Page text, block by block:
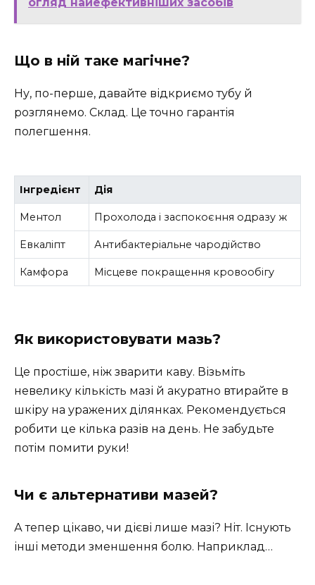
Що в ній таке магічне?
Ну, по-перше, давайте відкриємо тубу й
розглянемо. Склад. Це точно гарантія
полегшення.
Інгредієнт Дія
Ментол Прохолода і заспокоєння одразу ж
Евкаліпт Антибактеріальне чародійство
Камфора Місцеве покращення кровообігу
Як використовувати мазь?
Це простіше, ніж зварити каву. Візьміть
невелику кількість мазі й акуратно втирайте в
шкіру на уражених ділянках. Рекомендується
робити це кілька разів на день. Не забудьте
потім помити руки!
Чи є альтернативи мазей?
А тепер цікаво, чи дієві лише мазі? Ніт. Існують
інші методи зменшення болю. Наприклад…